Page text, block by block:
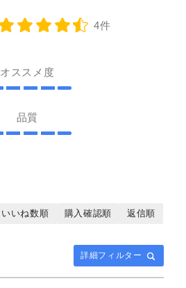
4件
オススメ度
品質
詳細フィルター
いいね数順 購入確認順
返信順